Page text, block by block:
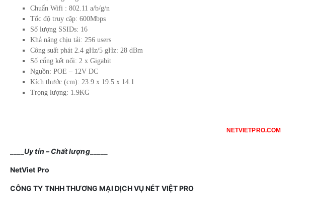
Chuẩn Wifi : 802.11 a/b/g/n
Tốc độ truy cập: 600Mbps
Số lượng SSIDs: 16
Khả năng chịu tải: 256 users
Công suất phát 2.4 gHz/5 gHz: 28 dBm
Số cổng kết nối: 2 x Gigabit
Nguồn: POE – 12V DC
Kích thước (cm): 23.9 x 19.5 x 14.1
Trọng lượng: 1.9KG
NETVIETPRO.COM
____Uy tín – Chất lượng_____
NetViet Pro
CÔNG TY TNHH THƯƠNG MẠI DỊCH VỤ NÉT VIỆT PRO